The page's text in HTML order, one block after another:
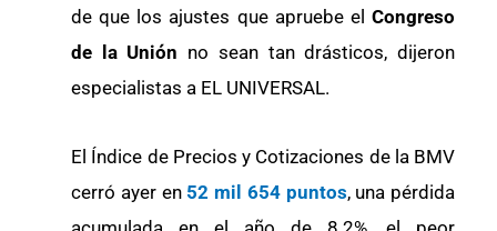
de que los ajustes que apruebe el Congreso
de la Unión no sean tan drásticos, dijeron
especialistas a EL UNIVERSAL.
El Índice de Precios y Cotizaciones de la BMV
cerró ayer en 52 mil 654 puntos, una pérdida